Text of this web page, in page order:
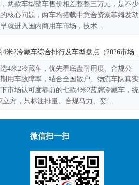
，两款车型整车售价相差整整三万元，是不少
核心问题，两车均搭载中意合资索菲姆发动
就进入国内商用车市场，技术...
4米2冷藏车综合排行及车型盘点（2026市场...
4米2冷藏车，优先看底盘耐用度、合规公
用车故障率，结合全国散户、物流车队真实
市场认可度靠前的七款4米2蓝牌冷藏车，统
立方，只标注排量、合规马力、变...
微信扫一扫